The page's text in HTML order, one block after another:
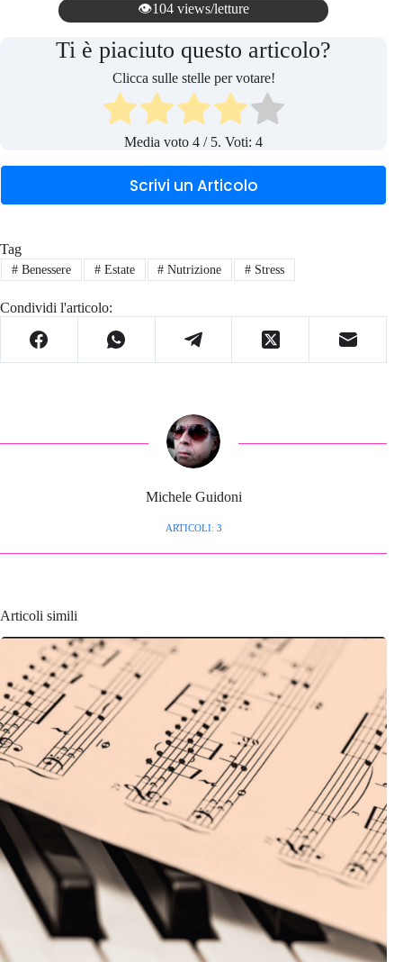
👁️104 views/letture
Ti è piaciuto questo articolo?
Clicca sulle stelle per votare!
Media voto4 / 5. Voti:4
Scrivi un Articolo
Tag
#Benessere #Estate # Nutrizione # Stress
Condividi l'articolo:
Michele Guidoni
ARTICOLI: 3
Articoli simili